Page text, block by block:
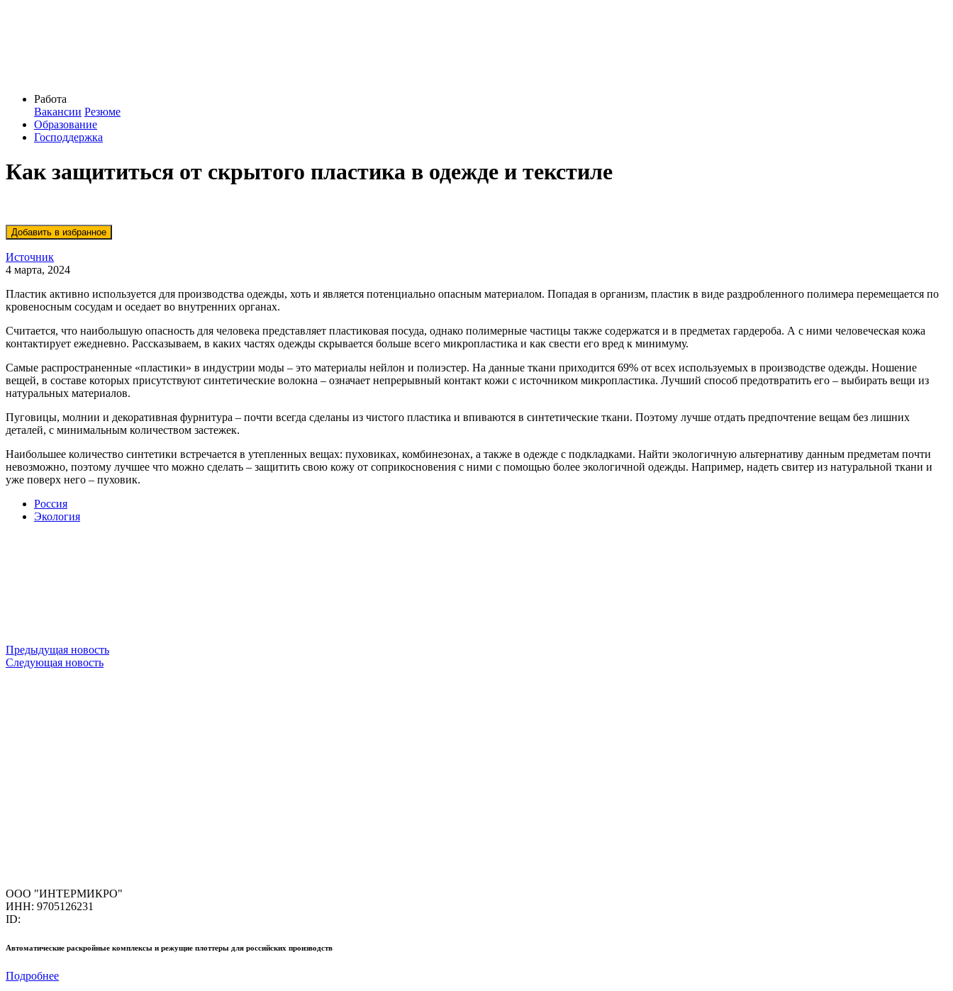
Работа
Вакансии Резюме
Образование
Господдержка
Как защититься от скрытого пластика в одежде и текстиле
Источник
4 марта, 2024
Пластик активно используется для производства одежды, хоть и является потенциально опасным материалом. Попадая в организм, пластик в виде раздробленного полимера перемещается по
кровеносным сосудам и оседает во внутренних органах.
Считается, что наибольшую опасность для человека представляет пластиковая посуда, однако полимерные частицы также содержатся и в предметах гардероба. А с ними человеческая кожа
контактирует ежедневно. Рассказываем, в каких частях одежды скрывается больше всего микропластика и как свести его вред к минимуму.
Самые распространенные «пластики» в индустрии моды – это материалы нейлон и полиэстер. На данные ткани приходится 69% от всех используемых в производстве одежды. Ношение
вещей, в составе которых присутствуют синтетические волокна – означает непрерывный контакт кожи с источником микропластика. Лучший способ предотвратить его – выбирать вещи из
натуральных материалов.
Пуговицы, молнии и декоративная фурнитура – почти всегда сделаны из чистого пластика и впиваются в синтетические ткани. Поэтому лучше отдать предпочтение вещам без лишних
деталей, с минимальным количеством застежек.
Наибольшее количество синтетики встречается в утепленных вещах: пуховиках, комбинезонах, а также в одежде с подкладками. Найти экологичную альтернативу данным предметам почти
невозможно, поэтому лучшее что можно сделать – защитить свою кожу от соприкосновения с ними с помощью более экологичной одежды. Например, надеть свитер из натуральной ткани и
уже поверх него – пуховик.
Россия
Экология
Предыдущая новость
Следующая новость
ООО "ИНТЕРМИКРО"
ИНН: 9705126231
ID:
Автоматические раскройные комплексы и режущие плоттеры для российских производств
Подробнее